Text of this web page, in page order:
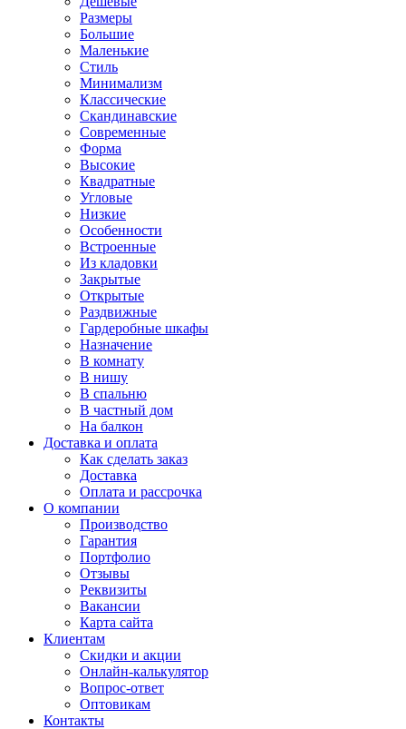
Размеры
Большие
Маленькие
Стиль
Минимализм
Классические
Скандинавские
Современные
Форма
Высокие
Квадратные
Угловые
Низкие
Особенности
Встроенные
Из кладовки
Закрытые
Открытые
Раздвижные
Гардеробные шкафы
Назначение
В комнату
В нишу
В спальню
В частный дом
На балкон
Доставка и оплата
Как сделать заказ
Доставка
Оплата и рассрочка
О компании
Производство
Гарантия
Портфолио
Отзывы
Реквизиты
Вакансии
Карта сайта
Клиентам
Скидки и акции
Онлайн-калькулятор
Вопрос-ответ
Оптовикам
Контакты